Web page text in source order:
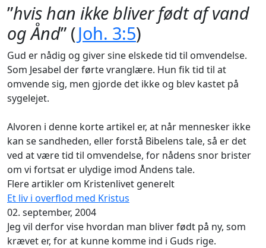
”hvis han ikke bliver født af vand
og Ånd” (Joh. 3:5)
Gud er nådig og giver sine elskede tid til omvendelse.
Som Jesabel der førte vranglære. Hun fik tid til at
omvende sig, men gjorde det ikke og blev kastet på
sygelejet.
Alvoren i denne korte artikel er, at når mennesker ikke
kan se sandheden, eller forstå Bibelens tale, så er det
ved at være tid til omvendelse, for nådens snor brister
om vi fortsat er ulydige imod Åndens tale.
Flere artikler om Kristenlivet generelt
Et liv i overflod med Kristus
02. september, 2004
Jeg vil derfor vise hvordan man bliver født på ny, som
krævet er, for at kunne komme ind i Guds rige.